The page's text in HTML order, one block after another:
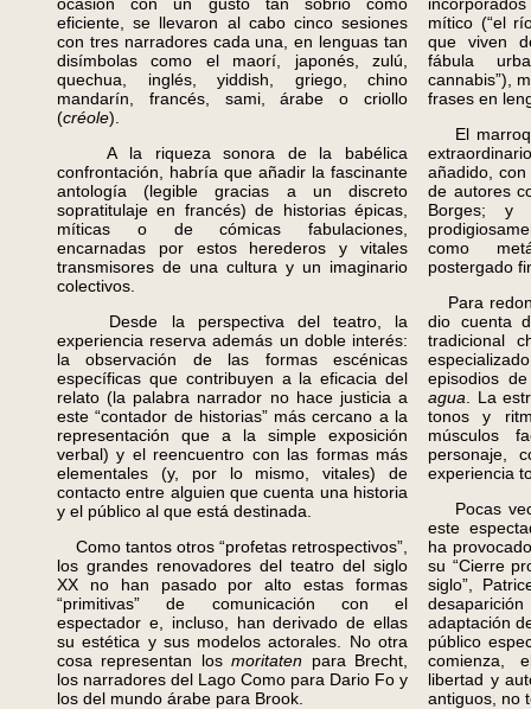
eficiente, se llevaron al cabo cinco sesiones
con tres narradores cada una, en lenguas tan
disímbolas como el maorí, japonés, zulú,
quechua, inglés, yiddish, griego, chino
mandarín, francés, sami, árabe o criollo
(créole).
A la riqueza sonora de la babélica
confrontación, habría que añadir la fascinante
antología (legible gracias a un discreto
sopratitulaje en francés) de historias épicas,
míticas o de cómicas fabulaciones,
encarnadas por estos herederos y vitales
transmisores de una cultura y un imaginario
colectivos.
Desde la perspectiva del teatro, la
experiencia reserva además un doble interés:
la observación de las formas escénicas
específicas que contribuyen a la eficacia del
relato (la palabra narrador no hace justicia a
este “contador de historias” más cercano a la
representación que a la simple exposición
verbal) y el reencuentro con las formas más
elementales (y, por lo mismo, vitales) de
contacto entre alguien que cuenta una historia
y el público al que está destinada.
Como tantos otros “profetas retrospectivos”,
los grandes renovadores del teatro del siglo
XX no han pasado por alto estas formas
“primitivas” de comunicación con el
espectador e, incluso, han derivado de ellas
su estética y sus modelos actorales. No otra
cosa representan losmoritaten para Brecht,
los narradores del Lago Como para Dario Fo y
los del mundo árabe para Brook.
mítico (“el
que viven
fábula
cannabis”),
frases en
El
añadido,
de autores
Borges; y
como
postergado
Para
dio cuenta
tradicional
episodios
agua . La
tonos y
músculos
personaje,
experiencia
Pocas
este
ha
su “Cierre
siglo”,
adaptación
público
comienza,
libertad y
antiguos, no